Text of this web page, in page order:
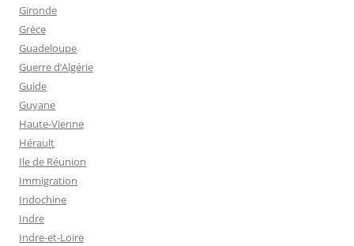
Gironde
Grèce
Guadeloupe
Guerre d’Algérie
Guide
Guyane
Haute-Vienne
Hérault
Ile de Réunion
Immigration
Indochine
Indre
Indre-et-Loire